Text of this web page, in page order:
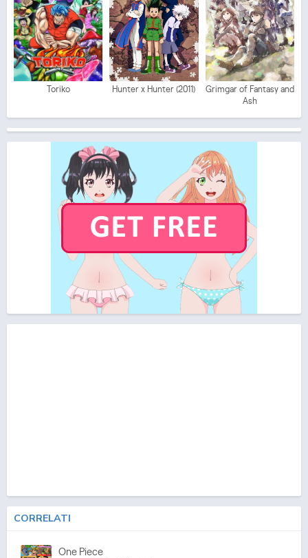
Toriko Hunter x Hunter (2011)
Grimgar of Fantasy and
Ash
CORRELATI
One Piece